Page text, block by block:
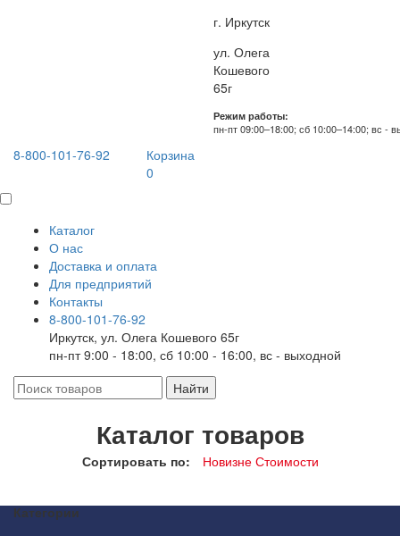
г. Иркутск
ул. Олега
Кошевого
65г
Режим работы:
пн-пт 09:00–18:00; сб 10:00–14:00; вс -
8-800-101-76-92
Корзина
0
Каталог
О нас
Доставка и оплата
Для предприятий
Контакты
8-800-101-76-92
Иркутск, ул. Олега Кошевого 65г
пн-пт 9:00 - 18:00, сб 10:00 - 16:00, вс - выходной
Каталог товаров
Сортировать по: Новизне Стоимости
Категории